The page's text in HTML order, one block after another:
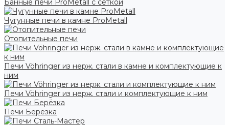
Банные печи ProMetall с сеткой
Чугунные печи в камне ProMetall
Отопительные печи
Печи Vöhringer из нерж. стали в камне и комплектующие к
ним
Печи Vöhringer из нерж. стали и комплектующие к ним
Печи Берёзка